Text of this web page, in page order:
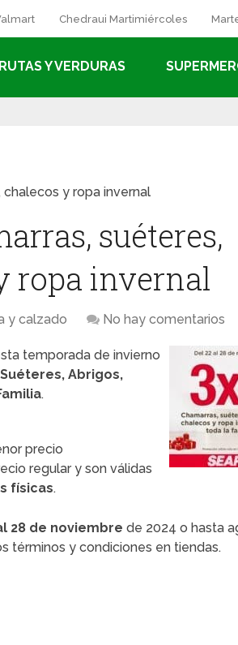
Chedraui Martimiércoles
Y VERDURAS
chalecos y ropa invernal
suéteres,
ropa invernal
y calzado No hay comentarios
temporada de invierno
Abrigos,
.
precio
regular y son válidas
físicas.
28 de noviembre de 2024 o hasta
términos y condiciones en tiendas.